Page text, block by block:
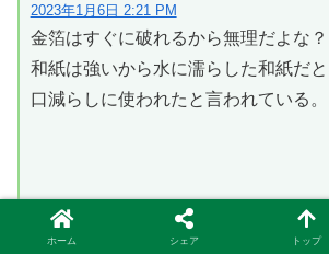
2023年1月6日 2:21 PM
金箔はすぐに破れるから無理だよな？
和紙は強いから水に濡らした和紙だ
口減らしに使われたと言われている。
匿名 より:
2023年1月6日 2:36 PM
ホーム シェア トップ